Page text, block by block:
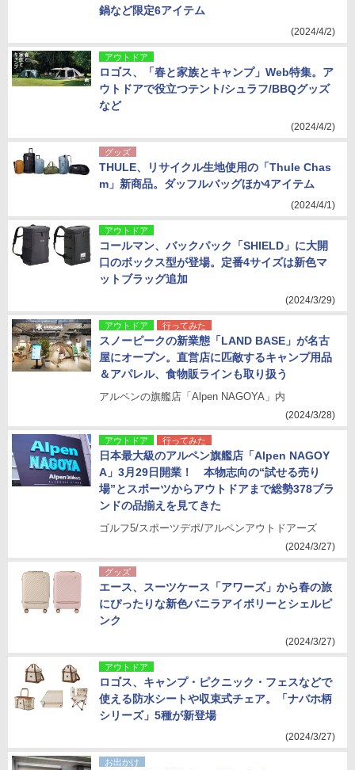
鍋など限定6アイテム
(2024/4/2)
アウトドア
ロゴス、「春と家族とキャンプ」Web特集。ア
ウトドアで役立つテント/シュラフ/BBQグッズ
など
(2024/4/2)
グッズ
THULE、リサイクル生地使用の「Thule Chas
m」新商品。ダッフルバッグほか4アイテム
(2024/4/1)
アウトドア
コールマン、バックパック「SHIELD」に大開
口のボックス型が登場。定番4サイズは新色マ
ットブラッグ追加
(2024/3/29)
アウトドア 行ってみた
スノーピークの新業態「LAND BASE」が名古
屋にオープン。直営店に匹敵するキャンプ用品
＆アパレル、食物販ラインも取り扱う
アルペンの旗艦店「Alpen NAGOYA」内
(2024/3/28)
アウトドア 行ってみた
日本最大級のアルペン旗艦店「Alpen NAGOY
A」3月29日開業！ 本物志向の“試せる売り
場”とスポーツからアウトドアまで総勢378ブラ
ンドの品揃えを見てきた
ゴルフ5/スポーツデポ/アルペンアウトドアーズ
(2024/3/27)
グッズ
エース、スーツケース「アワーズ」から春の旅
にぴったりな新色バニラアイボリーとシェルピ
ンク
(2024/3/27)
アウトドア
ロゴス、キャンプ・ピクニック・フェスなどで
使える防水シートや収束式チェア。「ナバホ柄
シリーズ」5種が新登場
(2024/3/27)
お出かけ